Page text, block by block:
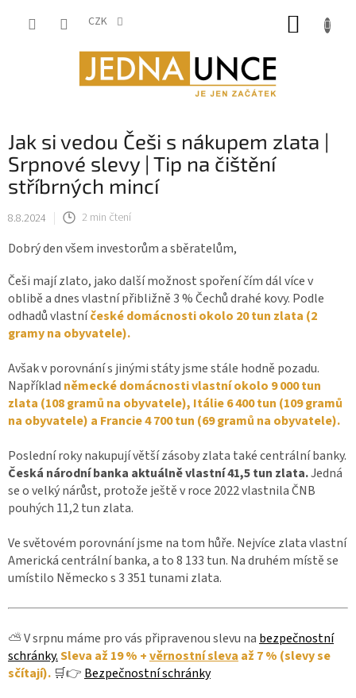
CZK
Jak si vedou Češi s nákupem zlata |
Srpnové slevy | Tip na čištění
stříbrných mincí
8.8.2024 2 min čtení
Dobrý den všem investorům a sběratelům,
Češi mají zlato, jako další možnost spoření čím dál více v
oblibě a dnes vlastní přibližně 3 % Čechů drahé kovy. Podle
odhadů vlastníčeské domácnosti okolo 20 tun zlata (2
gramy na obyvatele).
Avšak v porovnání s jinými státy jsme stále hodně pozadu.
Například německé domácnosti vlastní okolo 9 000 tun
zlata (108 gramů na obyvatele), Itálie 6 400 tun (109 gramů
na obyvatele) a Francie 4 700 tun (69 gramů na obyvatele).
Poslední roky nakupují větší zásoby zlata také centrální banky.
Česká národní banka aktuálně vlastní 41,5 tun zlata.Jedná
se o velký nárůst, protože ještě v roce 2022 vlastnila ČNB
pouhých 11,2 tun zlata.
Ve světovém porovnání jsme na tom hůře. Nejvíce zlata vlastní
Americká centrální banka, a to 8 133 tun. Na druhém místě se
umístilo Německo s 3 351 tunami zlata.
⛅ V srpnu máme pro vás připravenou slevu na bezpečnostní
schránky.Sleva až 19 % +věrnostní sleva až 7 % (slevy se
sčítají). 🛒👉 Bezpečnostní schránky